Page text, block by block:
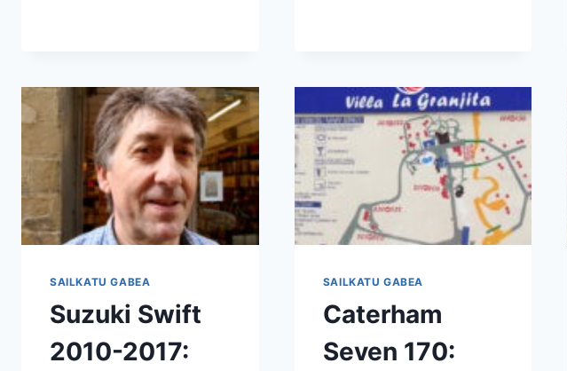
SAILKATU GABEA
Suzuki Swift
2010-2017:
SAILKATU GABEA
Caterham
Seven 170: